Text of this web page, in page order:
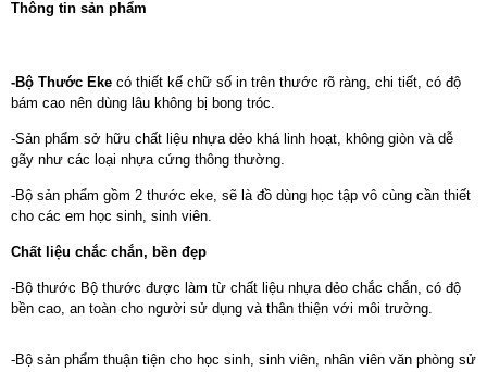
Thông tin sản phẩm
-Bộ Thước Eke có thiết kế chữ số in trên thước rõ ràng, chi tiết, có độ
bám cao nên dùng lâu không bị bong tróc.
-Sản phẩm sở hữu chất liệu nhựa dẻo khá linh hoạt, không giòn và dễ
gãy như các loại nhựa cứng thông thường.
-Bộ sản phẩm gồm 2 thước eke, sẽ là đồ dùng học tập vô cùng cần thiết
cho các em học sinh, sinh viên.
Chất liệu chắc chắn, bền đẹp
-Bộ thước Bộ thước được làm từ chất liệu nhựa dẻo chắc chắn, có độ
bền cao, an toàn cho người sử dụng và thân thiện với môi trường.
-Bộ sản phẩm thuận tiện cho học sinh, sinh viên, nhân viên văn phòng sử